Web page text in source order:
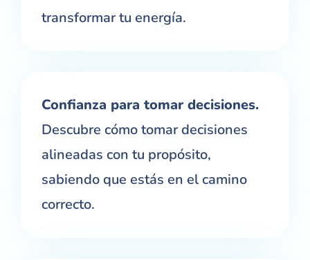
transformar tu energía.
Confianza para tomar decisiones.
Descubre cómo tomar decisiones
alineadas con tu propósito,
sabiendo que estás en el camino
correcto.